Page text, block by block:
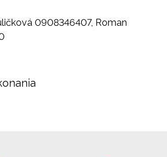
0908346407, Roman